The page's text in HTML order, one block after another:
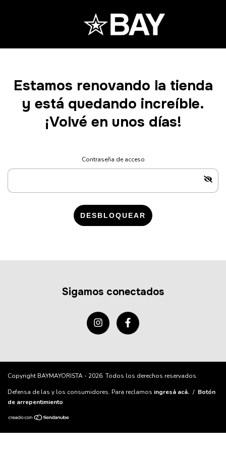
Estamos renovando la tienda
y está quedando increíble.
¡Volvé en unos días!
Contraseña de acceso
DESBLOQUEAR
Sigamos conectados
Copyright BAYMAYORISTA - 2026. Todos los derechos reservados.
Defensa de las y los consumidores. Para reclamos ingresá acá. / Botón
de arrepentimiento